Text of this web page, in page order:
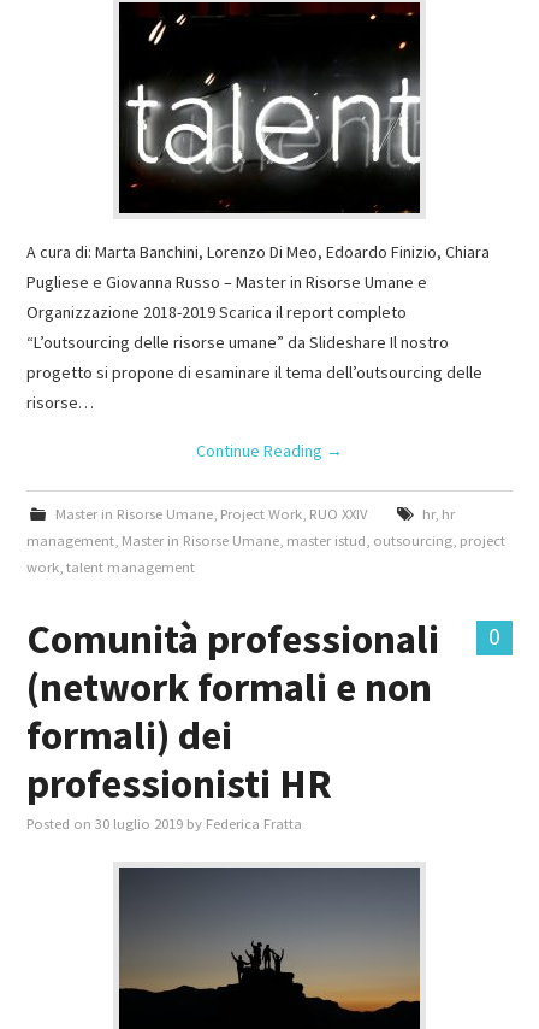
A cura di: Marta Banchini, Lorenzo Di Meo, Edoardo Finizio, Chiara
Pugliese e Giovanna Russo – Master in Risorse Umane e
Organizzazione 2018-2019 Scarica il report completo
“L’outsourcing delle risorse umane” da Slideshare Il nostro
progetto si propone di esaminare il tema dell’outsourcing delle
risorse…
Continue Reading →
Master in Risorse Umane, Project Work, RUO XXIV hr, hr
management Master in Risorse Umane master istud outsourcing project
work ,talent management
0
Comunità professionali
(network formali e non
formali) dei
professionisti HR
Posted on30 luglio 2019 by Federica Fratta